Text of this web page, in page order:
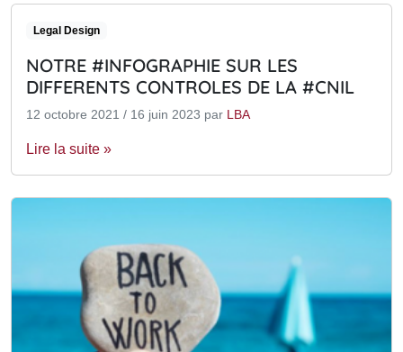
Legal Design
NOTRE #INFOGRAPHIE SUR LES
DIFFERENTS CONTROLES DE LA #CNIL
12 octobre 2021 / 16 juin 2023 par LBA
Lire la suite »